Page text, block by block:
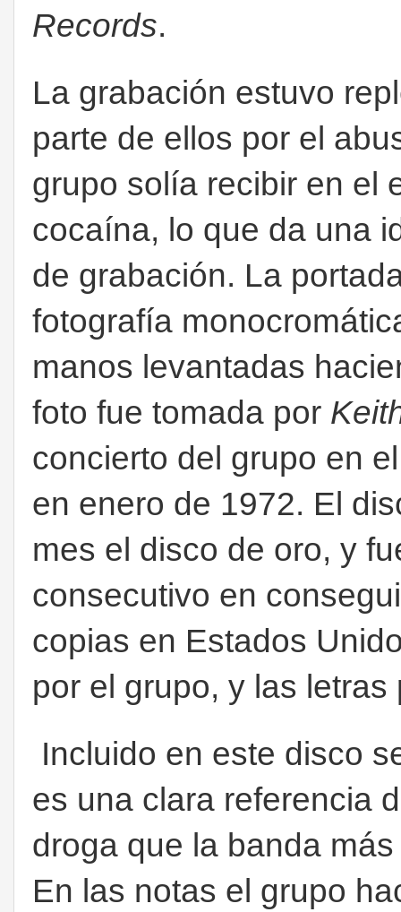
Records.
La grabación estuvo
parte de ellos por el
grupo solía recibir en el
cocaína, lo que da una
de grabación. La
fotografía
manos levantadas
foto fue tomada por
concierto del grupo en
en enero de 1972. El
mes el disco de oro, y
consecutivo en
copias en Estados
por el grupo, y las
Incluido en este disco
es una clara referencia
droga que la banda
En las notas el grupo